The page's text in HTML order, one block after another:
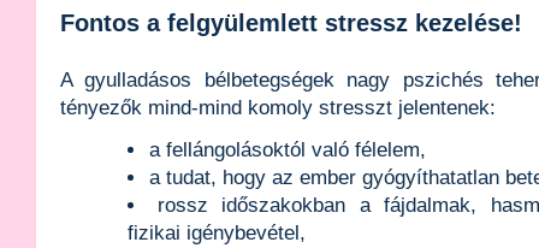
Fontos a felgyülemlett stressz kezelése!
A gyulladásos bélbetegségek nagy pszichés
tényezők mind-mind komoly stresszt jelentenek:
a fellángolásoktól való félelem,
a tudat, hogy az ember gyógyíthatatlan
rossz időszakokban a fájdalmak,
fizikai igénybevétel,